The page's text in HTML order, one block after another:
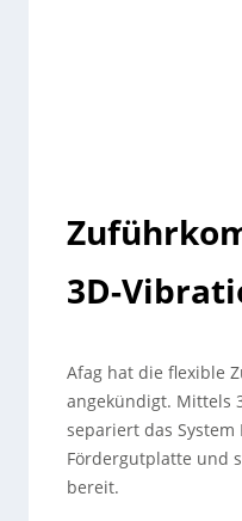
3D-
Afag hat die flexible
angekündigt. Mittels
separiert das
Fördergutplatte und
bereit.